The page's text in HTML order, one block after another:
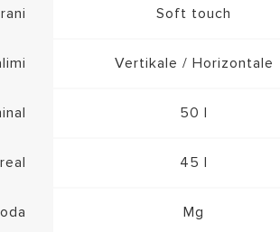
Soft touch
Vertikale / Horizontale
50 l
45 l
Mg